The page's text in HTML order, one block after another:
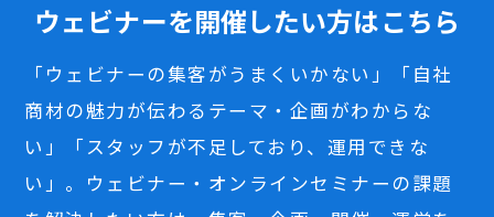
ウェビナーを開催したい方はこちら
「ウェビナーの集客がうまくいかない」「自社
商材の魅力が伝わるテーマ・企画がわからな
い」「スタッフが不足しており、運用できな
い」。ウェビナー・オンラインセミナーの課題